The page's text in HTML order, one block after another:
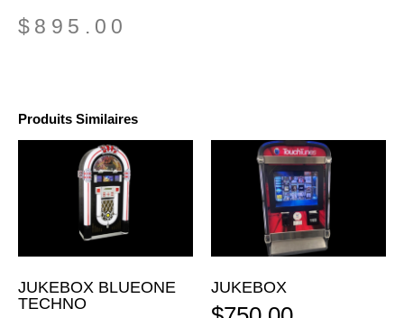
$ 895.00
Produits Similaires
JUKEBOX BLUEONE
TECHNO
JUKEBOX